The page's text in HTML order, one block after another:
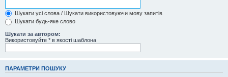
Шукати усі слова / Шукати використовуючи мову запитів
Шукати будь-яке слово
Шукати за автором:
Використовуйте * в якості шаблона
ПАРАМЕТРИ ПОШУКУ